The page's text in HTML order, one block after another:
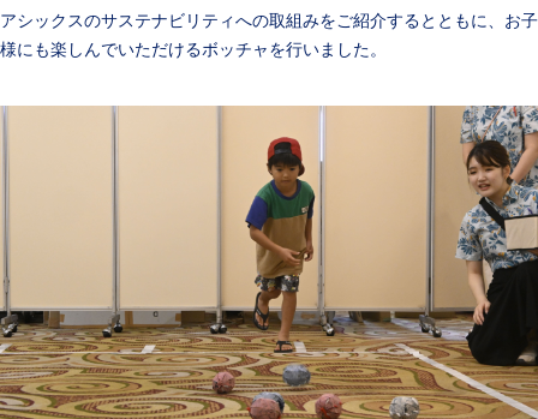
アシックスのサステナビリティへの取組みをご紹介するとともに、お子
様にも楽しんでいただけるボッチャを行いました。